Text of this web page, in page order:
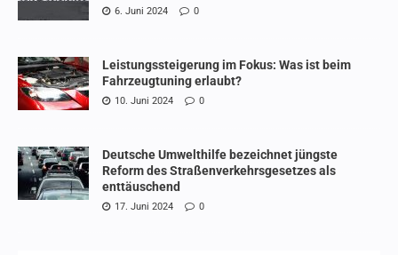
6. Juni 2024 0
Leistungssteigerung im Fokus: Was ist beim
Fahrzeugtuning erlaubt?
10. Juni 2024 0
Deutsche Umwelthilfe bezeichnet jüngste
Reform des Straßenverkehrsgesetzes als
enttäuschend
17. Juni 2024 0